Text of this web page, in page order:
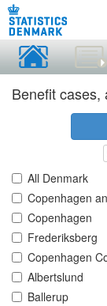
Benefit cases,
All Denmark
Copenhagen
Copenhagen
Frederiksberg
Copenhagen
Albertslund
Ballerup